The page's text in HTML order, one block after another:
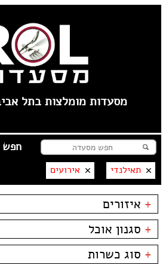
מסעדות מומלצות בתל אביב
תאילנדי
אירועים
+ איזורים
קרליבך
צפון ישן
שוק הפשפשים
צהלה
+ סגנון אוכל
בשרים
דגים
ביסטרו
+ סוג כשרות